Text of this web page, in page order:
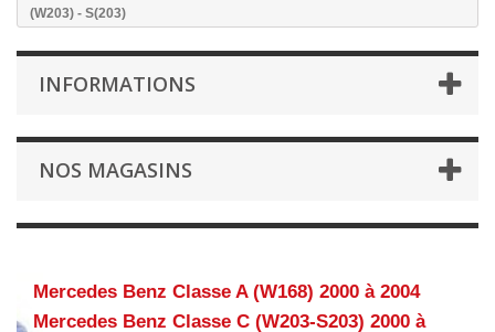
(W203) - S(203)
INFORMATIONS
NOS MAGASINS
Mercedes Benz Classe A (W168) 2000 à 2004
Mercedes Benz Classe C (W203-S203) 2000 à